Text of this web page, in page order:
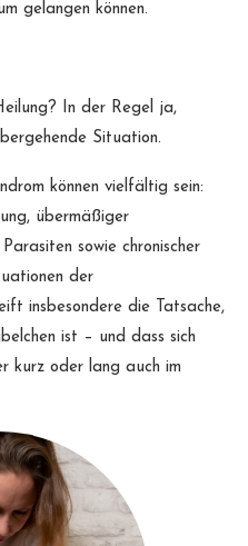
gelangen können.
In der Regel ja,
Situation.
können vielfältig sein:
übermäßiger
sowie chronischer
der
insbesondere die Tatsache,
ist – und dass sich
kurz oder lang auch im